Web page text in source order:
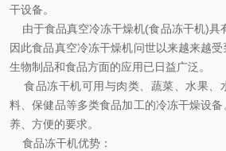
干设备。
由于食品真空冷冻干燥机(食品冻干机)具
因此食品真空冷冻干燥机问世以来越来越受
生物制品和食品方面的应用已日益广泛。
食品冻干机可用与肉类、蔬菜、水果、
料、保健品等多类食品加工的冷冻干燥设
养、方便的要求。
食品冻干机优势：